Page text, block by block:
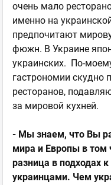
очень мало
именно на
предпочитают
фюжн. В Украине
украинских. По-
гастрономии скудно
ресторанов,
за мировой кухней.
- Мы знаем, что Вы
мира и Европы в том
разница в подходах
украинцами. Чем